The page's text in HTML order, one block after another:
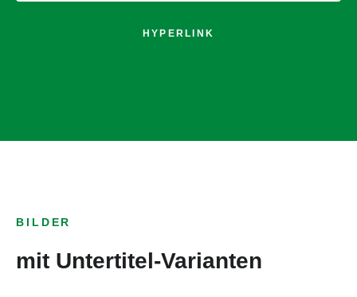
HYPERLINK
BILDER
mit Untertitel-Varianten